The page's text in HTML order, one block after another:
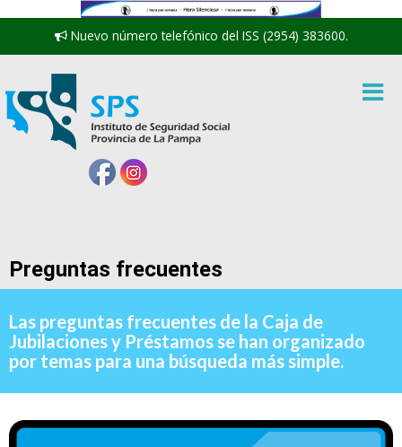
Nuevo número telefónico del ISS (2954) 383600.
Preguntas frecuentes
Las preguntas frecuentes de la Caja de
Jubilaciones y Préstamos se han organizado
por temas para una búsqueda más simple.